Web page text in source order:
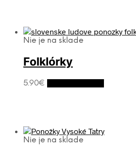
Nie je na sklade
Folklórky
5.90€
Nie je na sklade